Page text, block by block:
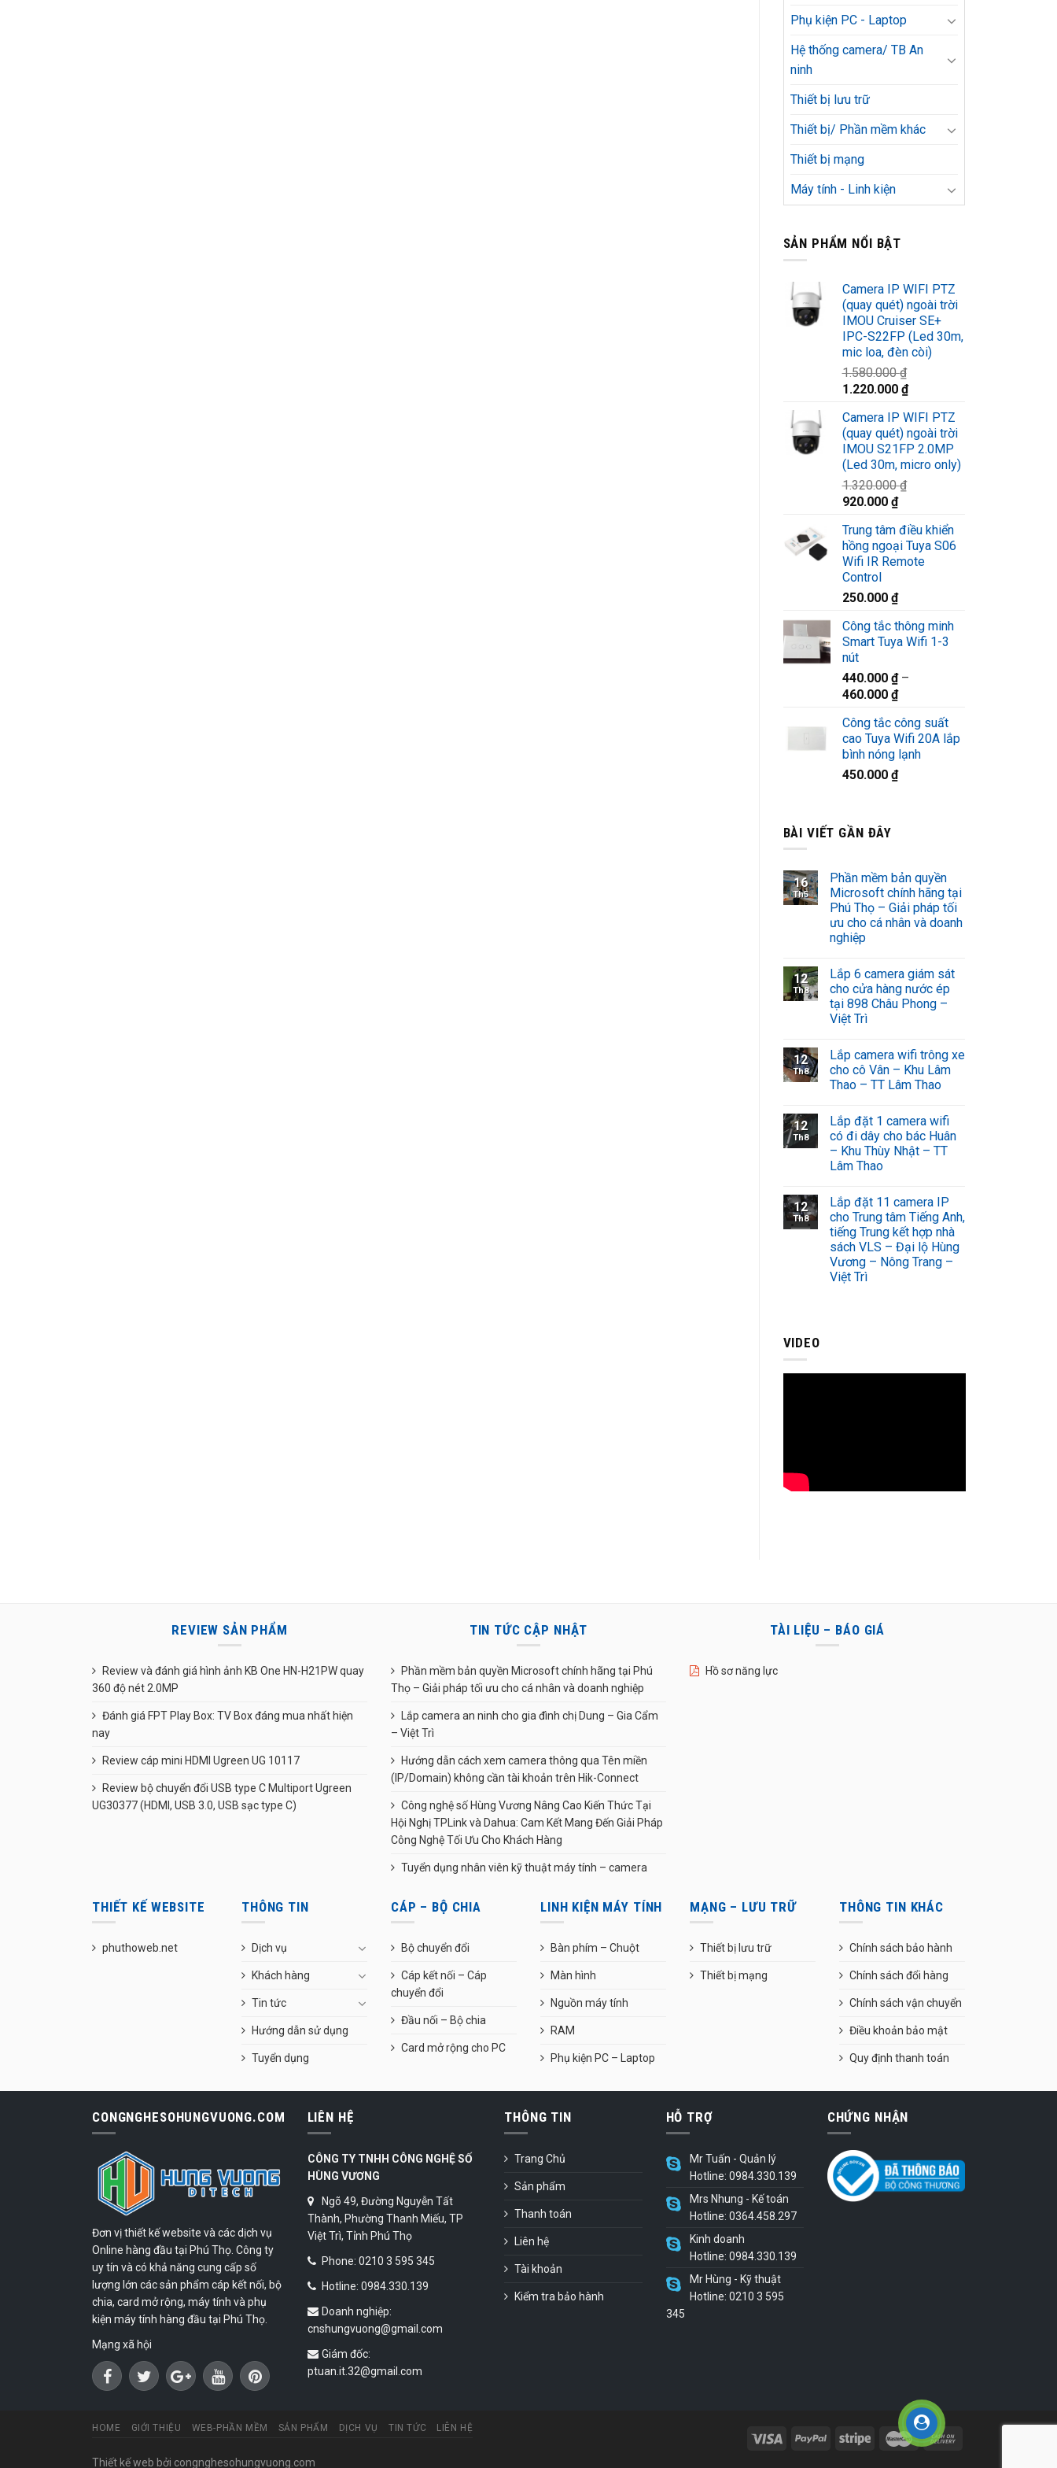
Phụ kiện PC - Laptop
Hệ thống camera/ TB An
ninh
Thiết bị lưu trữ
Thiết bị/ Phần mềm khác
Thiết bị mạng
Máy tính - Linh kiện
SẢN PHẨM NỔI BẬT
Camera IP WIFI PTZ
(quay quét) ngoài trời
IMOU Cruiser SE+
IPC-S22FP (Led 30m,
mic loa, đèn còi)
1.580.000₫
Giá
là:
1.580.000 ₫.
1.220.000 ₫Giá
tại
là:
1.220.000 ₫.
Camera IP WIFI PTZ
(quay quét) ngoài trời
IMOU S21FP 2.0MP
(Led 30m, micro only)
1.320.000₫
Giá
là:
1.320.000 ₫.
920.000 ₫Giá
tại
là:
920.000 ₫.
Trung tâm điều khiển
hồng ngoại Tuya S06
Wifi IR Remote
Control
250.000 ₫
Công tắc thông minh
Smart Tuya Wifi 1-3
nút
440.000 ₫–
460.000 ₫
Công tắc công suất
cao Tuya Wifi 20A lắp
bình nóng lạnh
450.000 ₫
BÀI VIẾT GẦN ĐÂY
16
Th5
Phần mềm bản quyền
Microsoft chính hãng tại
Phú Thọ – Giải pháp tối
ưu cho cá nhân và doanh
nghiệp
12
Th8
Lắp 6 camera giám sát
cho cửa hàng nước ép
tại 898 Châu Phong –
Việt Trì
12
Th8
Lắp camera wifi trông xe
cho cô Vân – Khu Lâm
Thao – TT Lâm Thao
12
Th8
Lắp đặt 1 camera wifi
có đi dây cho bác Huân
– Khu Thùy Nhật – TT
Lâm Thao
12
Th8
Lắp đặt 11 camera IP
cho Trung tâm Tiếng Anh,
tiếng Trung kết hợp nhà
sách VLS – Đại lộ Hùng
Vương – Nông Trang –
Việt Trì
VIDEO
REVIEW SẢN PHẨM
Review và đánh giá hình ảnh KB One HN-H21PW quay
360 độ nét 2.0MP
Đánh giá FPT Play Box: TV Box đáng mua nhất hiện
nay
Review cáp mini HDMI Ugreen UG 10117
Review bộ chuyển đổi USB type C Multiport Ugreen
UG30377 (HDMI, USB 3.0, USB sạc type C)
TIN TỨC CẬP NHẬT
Phần mềm bản quyền Microsoft chính hãng tại Phú
Thọ – Giải pháp tối ưu cho cá nhân và doanh nghiệp
Lắp camera an ninh cho gia đình chị Dung – Gia Cẩm
– Việt Trì
Hướng dẫn cách xem camera thông qua Tên miền
(IP/Domain) không cần tài khoản trên Hik-Connect
Công nghệ số Hùng Vương Nâng Cao Kiến Thức Tại
Hội Nghị TPLink và Dahua: Cam Kết Mang Đến Giải Pháp
Công Nghệ Tối Ưu Cho Khách Hàng
Tuyển dụng nhân viên kỹ thuật máy tính – camera
TÀI LIỆU – BÁO GIÁ
Hồ sơ năng lực
THIẾT KẾ WEBSITE
phuthoweb.net
THÔNG TIN
Dịch vụ
Khách hàng
Tin tức
Hướng dẫn sử dụng
Tuyển dụng
CÁP – BỘ CHIA
Bộ chuyển đổi
Cáp kết nối – Cáp
chuyển đổi
Đầu nối – Bộ chia
Card mở rộng cho PC
LINH KIỆN MÁY TÍNH
Bàn phím – Chuột
Màn hình
Nguồn máy tính
RAM
Phụ kiện PC – Laptop
MẠNG – LƯU TRỮ
Thiết bị lưu trữ
Thiết bị mạng
THÔNG TIN KHÁC
Chính sách bảo hành
Chính sách đổi hàng
Chính sách vận chuyển
Điều khoản bảo mật
Quy định thanh toán
CONGNGHESOHUNGVUONG.COM
Đơn vị thiết kế website và các dịch vụ
Online hàng đầu tại Phú Thọ. Công ty
uy tín và có khả năng cung cấp số
lượng lớn các sản phẩm cáp kết nối, bộ
chia, card mở rộng, máy tính và phụ
kiện máy tính hàng đầu tại Phú Thọ.
Mạng xã hội
LIÊN HỆ
CÔNG TY TNHH CÔNG NGHỆ SỐ
HÙNG VƯƠNG
Ngõ 49, Đường Nguyễn Tất
Thành, Phường Thanh Miếu, TP
Việt Trì, Tỉnh Phú Thọ
Phone: 0210 3 595 345
Hotline: 0984.330.139
Doanh nghiệp:
cnshungvuong@gmail.com
Giám đốc:
ptuan.it.32@gmail.com
THÔNG TIN
Trang Chủ
Sản phẩm
Thanh toán
Liên hệ
Tài khoản
Kiểm tra bảo hành
HỖ TRỢ
Mr Tuấn - Quản lý
Hotline: 0984.330.139
Mrs Nhung - Kế toán
Hotline: 0364.458.297
Kinh doanh
Hotline: 0984.330.139
Mr Hùng - Kỹ thuật
Hotline: 0210 3 595
345
CHỨNG NHẬN
HOME GIỚI THIỆU WEB-PHẦN MỀM SẢN PHẨM DỊCH VỤ TIN TỨC LIÊN HỆ
Thiết kế web bởi congnghesohungvuong.com